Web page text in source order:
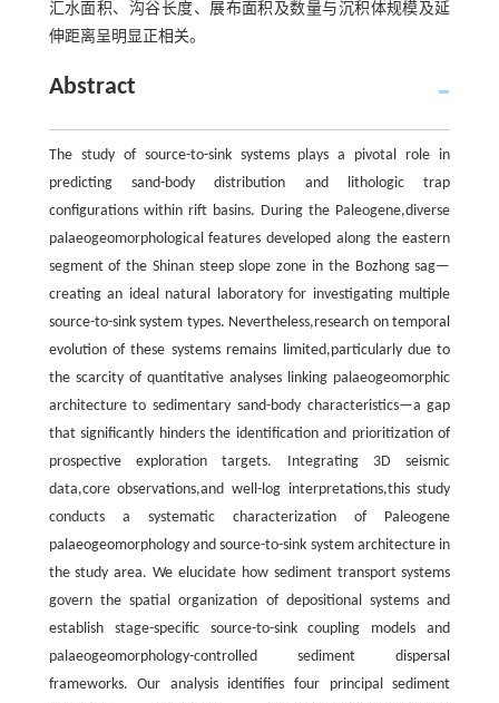
汇水面积、沟谷长度、展布面积及数量与沉积体规模及延
伸距离呈明显正相关。
Abstract
The study of source-to-sink systems plays a pivotal role in
predicting sand-body distribution and lithologic trap
configurations within rift basins. During the Paleogene,diverse
palaeogeomorphological features developed along the eastern
segment of the Shinan steep slope zone in the Bozhong sag—
creating an ideal natural laboratory for investigating multiple
source-to-sink system types. Nevertheless,research on temporal
evolution of these systems remains limited,particularly due to
the scarcity of quantitative analyses linking palaeogeomorphic
architecture to sedimentary sand-body characteristics—a gap
that significantly hinders the identification and prioritization of
prospective exploration targets. Integrating 3D seismic
data,core observations,and well-log interpretations,this study
conducts a systematic characterization of Paleogene
palaeogeomorphology and source-to-sink system architecture in
the study area. We elucidate how sediment transport systems
govern the spatial organization of depositional systems and
establish stage-specific source-to-sink coupling models and
palaeogeomorphology-controlled sediment dispersal
frameworks. Our analysis identifies four principal sediment